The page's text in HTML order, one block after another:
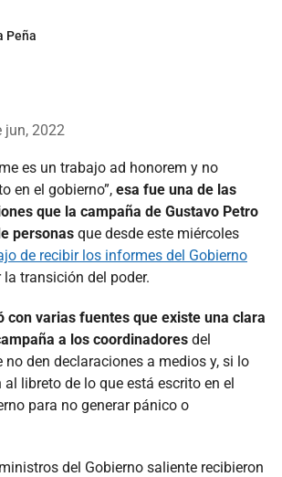
Peña
jun, 2022
es un trabajo ad honorem y no
en el gobierno”, esa fue una de las
que la campaña de Gustavo Petro
personas que desde este miércoles
de recibir los informes del Gobierno
la transición del poder.
con varias fuentes que existe una clara
a los coordinadores del
no den declaraciones a medios y, si lo
al libreto de lo que está escrito en el
para no generar pánico o
del Gobierno saliente recibieron